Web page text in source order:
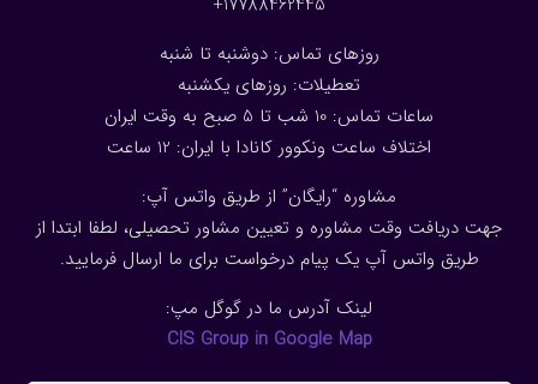
روزهای تماس: دوشنبه تا شنبه
تعطیلات: روزهای یکشنبه
ساعات تماس: 10 شب تا 5 صبح به وقت ایران
اختلاف ساعت ونکوور کانادا با ایران: 1 2 ساعت
مشاوره “رایگان” از طریق واتس آپ:
جهت دریافت وقت مشاوره و تعیین مشاور تحصیلی، لطفا ابتدا از
طریق واتس آپ یک پیام درخواست برای ما ارسال فرمایید.
لینک آدرس ما در گوگل مپ:
CIS Group in Google Map